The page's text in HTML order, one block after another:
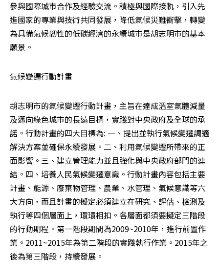
參與國際城市合作及經驗交流。積極與國際接軌，引入先
進國家的專業與技術共同發展，降低氣候災難衝擊，轉變
為具備氣候韌性的低碳經濟的永續城市是胡志明市的基本
願景。
氣候變遷行動計畫
胡志明市的氣候變遷行動計畫，主旨在達成溫室氣體減量
及邁向綠色城市的長遠目標，實踐對中央政府及全球的承
諾。行動計畫的四大目標為: 一、提出並執行氣候變遷調適
解決方案並確保永續發展。二、利用氣候變遷所帶來的正
面影響。三、建立管理能力並且強化與中央政府部門的連
結。四、培養人民氣候變遷意識。行動計畫內容包括主要
計畫、能源、廢棄物管理、農業、水管理、氣候意識等六
大方向，而且計畫的擬定必須建立在研究、評估、檢測及
執行等四個層面上，環環相扣。各層面都須要擬定三階段
的行動期程。第一階段期間為2009~2010年，進行前置作
業。2011~2015年為第二階段的實踐執行作業。2015年之
後為第三階段，持續發展。